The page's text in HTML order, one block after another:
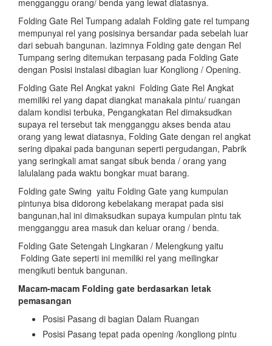
mengganggu orang/ benda yang lewat diatasnya.
Folding Gate Rel Tumpang adalah Folding gate rel tumpang
mempunyai rel yang posisinya bersandar pada sebelah luar
dari sebuah bangunan. lazimnya Folding gate dengan Rel
Tumpang sering ditemukan terpasang pada Folding Gate
dengan Posisi instalasi dibagian luar Kongliong / Opening.
Folding Gate Rel Angkat yakni Folding Gate Rel Angkat
memiliki rel yang dapat diangkat manakala pintu/ ruangan
dalam kondisi terbuka, Pengangkatan Rel dimaksudkan
supaya rel tersebut tak mengganggu akses benda atau
orang yang lewat diatasnya, Folding Gate dengan rel angkat
sering dipakai pada bangunan seperti pergudangan, Pabrik
yang seringkali amat sangat sibuk benda / orang yang
lalulalang pada waktu bongkar muat barang.
Folding gate Swing yaitu Folding Gate yang kumpulan
pintunya bisa didorong kebelakang merapat pada sisi
bangunan,hal ini dimaksudkan supaya kumpulan pintu tak
mengganggu area masuk dan keluar orang / benda.
Folding Gate Setengah Lingkaran / Melengkung yaitu
Folding Gate seperti ini memiliki rel yang meilingkar
mengikuti bentuk bangunan.
Macam-macam Folding gate berdasarkan letak
pemasangan
Posisi Pasang di bagian Dalam Ruangan
Posisi Pasang tepat pada opening /kongliong pintu